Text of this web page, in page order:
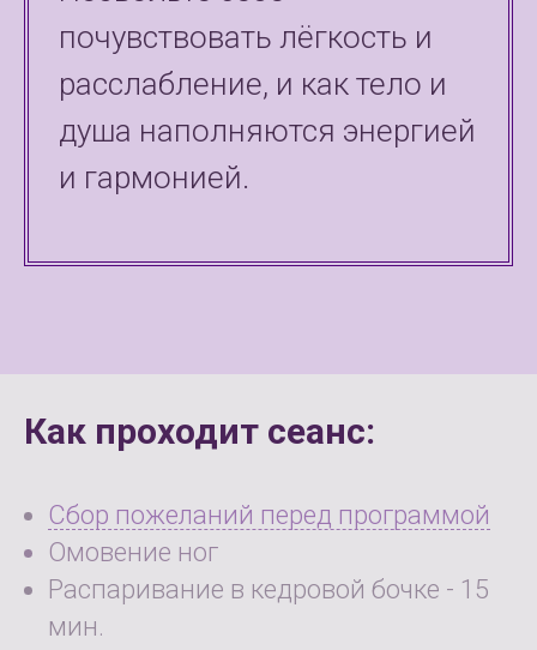
почувствовать лёгкость и
расслабление, и как тело и
душа наполняются энергией
и гармонией.
Как проходит сеанс:
Сбор пожеланий перед программой
Омовение ног
Распаривание в кедровой бочке - 15
мин.